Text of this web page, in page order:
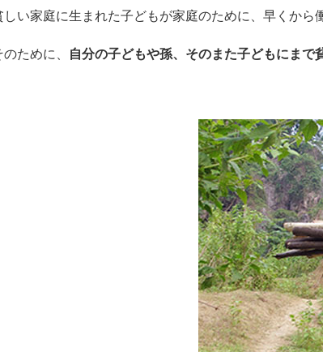
い家庭に生まれた子どもが家庭のために、早くか
ために、 自分の子どもや孫、そのまた子どもにま